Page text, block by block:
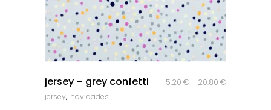
jersey – grey confetti 5.20 € – 20.80 €
jersey, novidades